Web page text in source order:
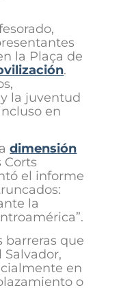
la Plaça de
.
la juventud
en
dimensión
Corts
el informe
la
barreras que
en
o